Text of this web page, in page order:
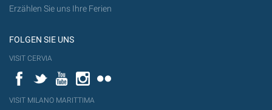
Erzählen Sie uns Ihre Ferien
FOLGEN SIE UNS
VISIT CERVIA
FacebookTwitterYouTubeInstagram
VISIT MILANO MARITTIMA